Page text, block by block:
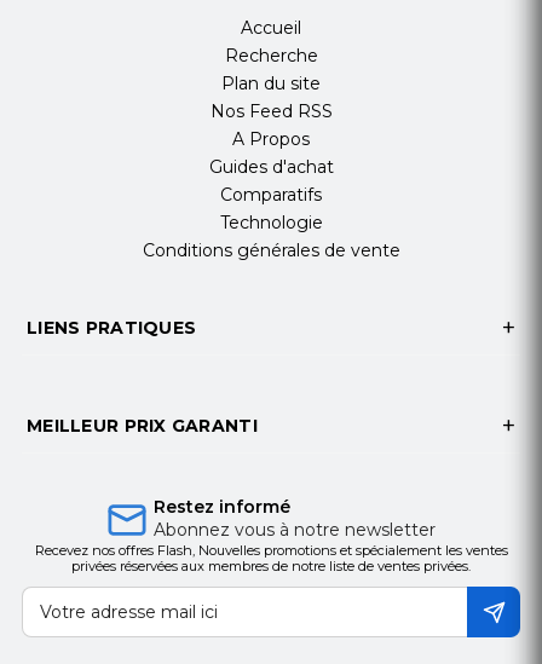
Accueil
Recherche
Plan du site
Nos Feed RSS
A Propos
Guides d'achat
Comparatifs
Technologie
Conditions générales de vente
LIENS PRATIQUES
MEILLEUR PRIX GARANTI
Restez informé
Abonnez vous à notre newsletter
Recevez nos offres Flash, Nouvelles promotions et spécialement les ventes
privées réservées aux membres de notre liste de ventes privées.